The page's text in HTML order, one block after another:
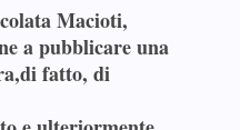
Macioti,
a pubblicare una
fatto, di